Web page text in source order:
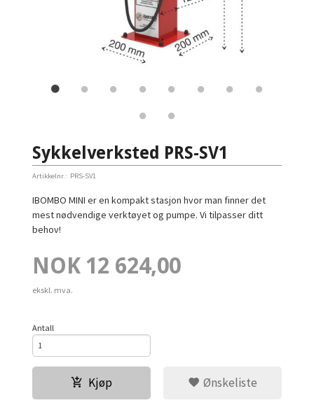
Sykkelverksted PRS-SV1
Artikkelnr.: PRS-SV1
IBOMBO MINI er en kompakt stasjon hvor man finner det
mest nødvendige verktøyet og pumpe. Vi tilpasser ditt
behov!
Pris
NOK 12 624,00
ekskl. mva.
Antall
Kjøp Ønskeliste